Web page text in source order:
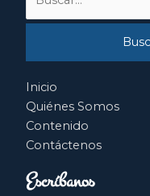
por:
Inicio
Quiénes Somos
Contenido
Contáctenos
Escríbanos